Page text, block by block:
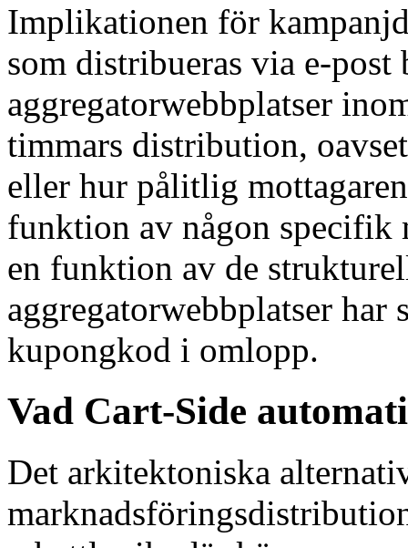
Implikationen för
som distribueras via e-
aggregatorwebbplatser
timmars distribution,
eller hur pålitlig
funktion av någon specifik
en funktion av de
aggregatorwebbplatser har
kupongkod i omlopp.
Vad Cart-Side
Det arkitektoniska